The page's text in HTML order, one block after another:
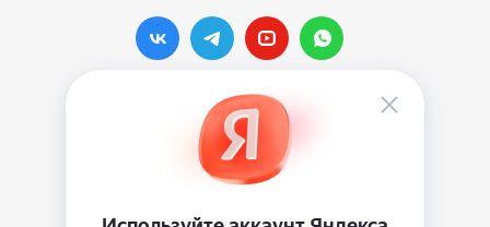
Наши контакты
info@vinylmarkt.ru